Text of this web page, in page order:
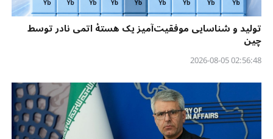
تولید و شناسایی موفقیت‌آمیز یک هستهٔ اتمی نادر توسط
چین
02:56:48 2026-08-05